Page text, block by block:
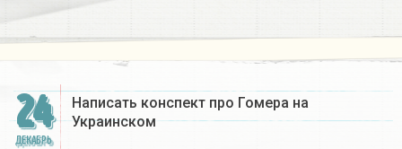
24
ДЕКАБРЬ
Написать конспект про Гомера на
Украинском​